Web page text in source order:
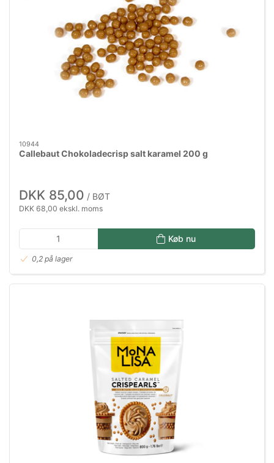
10944
Callebaut Chokoladecrisp salt karamel 200 g
DKK 85,00 / BØT
DKK 68,00 ekskl. moms
Køb nu
0,2 på lager